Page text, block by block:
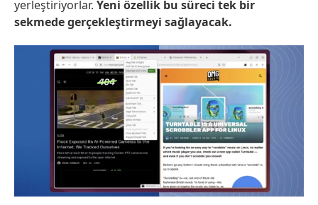
yerleştiriyorlar. Yeni özellik bu süreci tek bir
sekmede gerçekleştirmeyi sağlayacak.